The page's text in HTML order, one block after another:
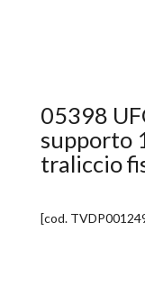
05398
supporto
traliccio
[cod.